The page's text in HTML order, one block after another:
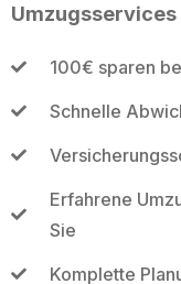
Umzugsservices
100€ sparen
Schnelle
Erfahrene
Sie
Komplette